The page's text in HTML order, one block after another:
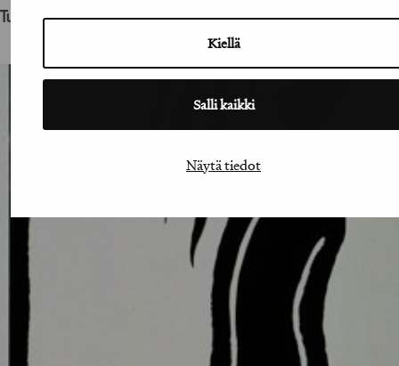
Kiellä
Salli kaikki
Näytä tiedot
Tuotantohyödykemainonta